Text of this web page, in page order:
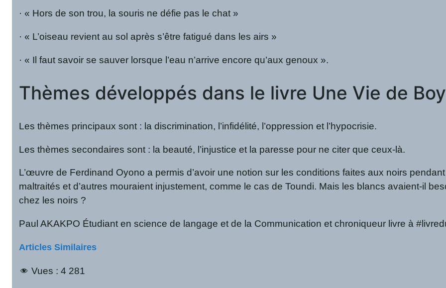
· « Hors de son trou, la souris ne défie pas le chat »
· « L’oiseau revient au sol après s’être fatigué dans les airs »
· « Il faut savoir se sauver lorsque l’eau n’arrive encore qu’aux genoux ».
Thèmes développés dans le livre Une Vie de Boy
Les thèmes principaux sont : la discrimination, l’infidélité, l’oppression et l’hypocrisie.
Les thèmes secondaires sont : la beauté, l’injustice et la paresse pour ne citer que ceux-là.
L’œuvre de Ferdinand Oyono a permis d’avoir une notion sur les conditions faites aux noirs
maltraités et d’autres mouraient injustement, comme le cas de Toundi. Mais les blancs avaient-il
chez les noirs ?
Paul AKAKPO Étudiant en science de langage et de la Communication et chroniqueur livre à
Articles Similaires
Vues : 4 281